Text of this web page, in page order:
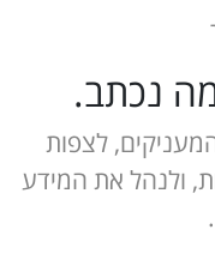
נכתב.
לצפות
ולנהל את המידע